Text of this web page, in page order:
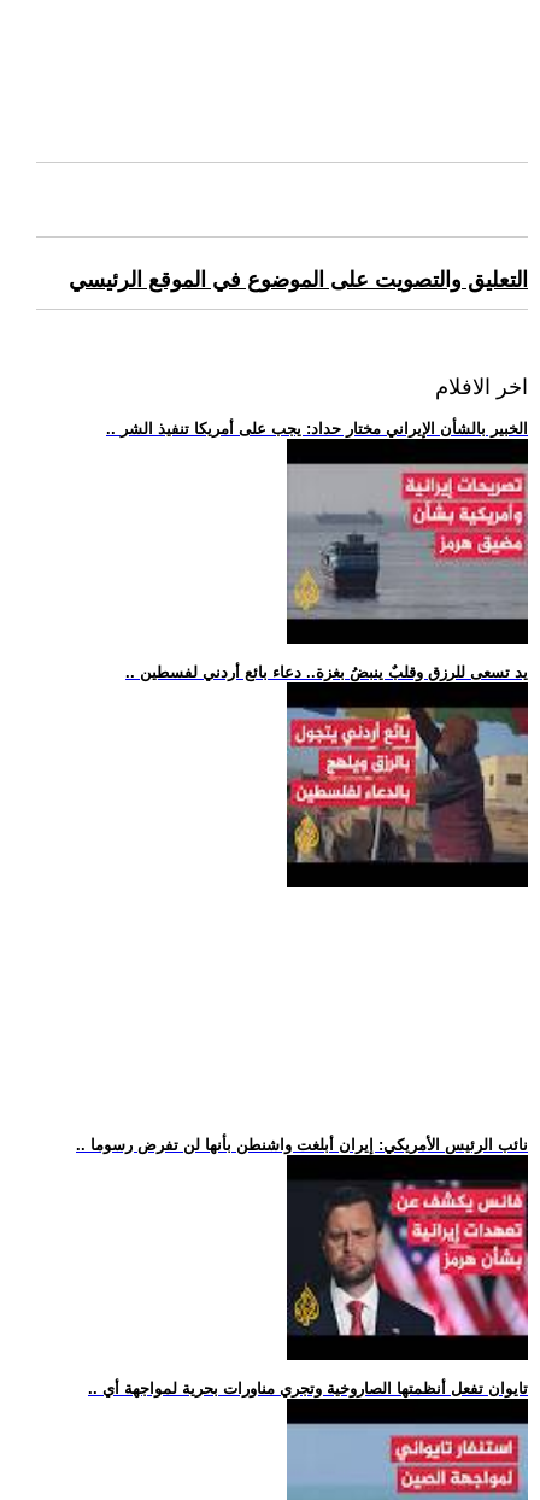
التعليق والتصويت على الموضوع في الموقع الرئيسي
اخر الافلام
.. الخبير بالشأن الإيراني مختار حداد: يجب على أمريكا تنفيذ الشر
.. يد تسعى للرزق وقلبٌ ينبضُ بغزة.. دعاء بائع أردني لفسطين
.. نائب الرئيس الأمريكي: إيران أبلغت واشنطن بأنها لن تفرض رسوما
.. تايوان تفعل أنظمتها الصاروخية وتجري مناورات بحرية لمواجهة أي